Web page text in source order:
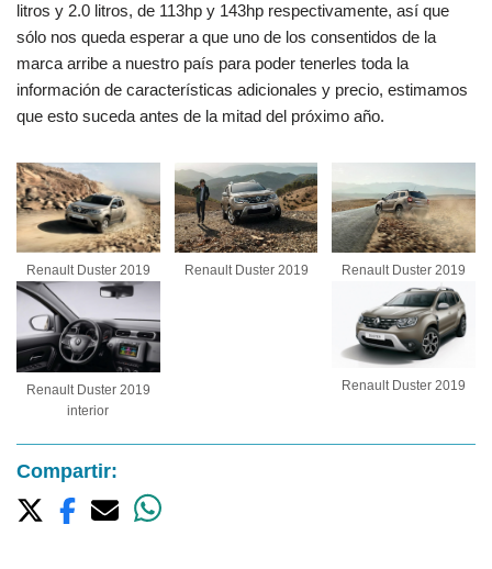
litros y 2.0 litros, de 113hp y 143hp respectivamente, así que
sólo nos queda esperar a que uno de los consentidos de la
marca arribe a nuestro país para poder tenerles toda la
información de características adicionales y precio, estimamos
que esto suceda antes de la mitad del próximo año.
Renault Duster 2019 Renault Duster 2019 Renault Duster 2019
Renault Duster 2019
interior
Renault Duster 2019
Compartir: